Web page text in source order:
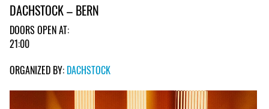
DACHSTOCK – BERN
DOORS OPEN AT:
21:00
ORGANIZED BY: DACHSTOCK